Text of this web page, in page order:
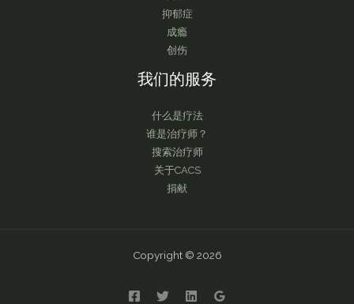
抑郁症
成瘾
创伤
我们的服务
什么是疗法
谁是治疗师？
搜索治疗师
关于CACS
捐献
Copyright © 2026